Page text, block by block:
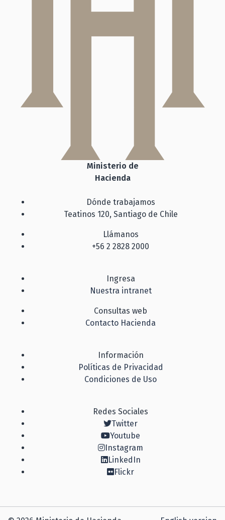
Ministerio de
Hacienda
Dónde trabajamos
Teatinos 120, Santiago de Chile
Llámanos
+56 2 2828 2000
Ingresa
Nuestra intranet
Consultas web
Contacto Hacienda
Información
Políticas de Privacidad
Condiciones de Uso
Redes Sociales
Twitter
Youtube
Instagram
LinkedIn
Flickr